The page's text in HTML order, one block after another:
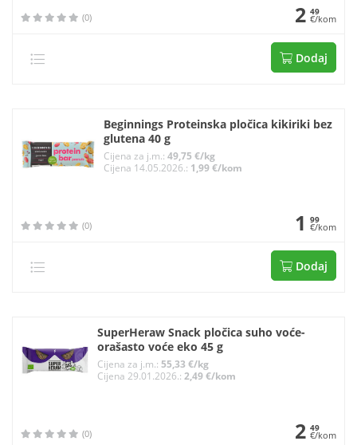
(0) 2 49
€/kom
Dodaj
Beginnings Proteinska pločica kikiriki bez
glutena 40 g
Cijena za j.m.: 49,75 €/kg
Cijena 14.05.2026.: 1,99 €/kom
(0) 1 99
€/kom
Dodaj
SuperHeraw Snack pločica suho voće-
orašasto voće eko 45 g
Cijena za j.m.: 55,33 €/kg
Cijena 29.01.2026.: 2,49 €/kom
(0) 2 49
€/kom